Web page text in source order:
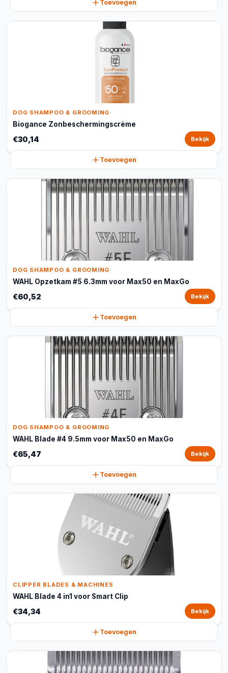
Toevoegen
DOG SHAMPOO & GROOMING
Biogance Zonbeschermingscrème
€30,14 Bekijk
Toevoegen
DOG SHAMPOO & GROOMING
WAHL Opzetkam #5 6.3mm voor Max50 en MaxGo
€60,52 Bekijk
Toevoegen
DOG SHAMPOO & GROOMING
WAHL Blade #4 9.5mm voor Max50 en MaxGo
€65,47 Bekijk
Toevoegen
CLIPPER BLADES & MACHINES
WAHL Blade 4 in1 voor Smart Clip
€34,34 Bekijk
Toevoegen